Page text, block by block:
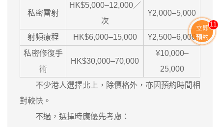
私密雷射
HK$5,000–12,000／
次
¥2,000–5,000
射頻療程 HK$6,000–15,000
¥2,500–6,000
私密修復手
術
HK$30,000–70,000
¥10,000–
25,000
不少港人選擇北上，除價格外，亦因預約時間相
對較快。
不過，選擇時應優先考慮：
立即
預約
11